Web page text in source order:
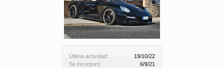
Última actividad:
19/10/22
Se incorporó:
6/9/21